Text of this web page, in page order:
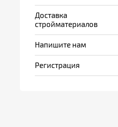
Доставка
стройматериалов
Напишите нам
Регистрация